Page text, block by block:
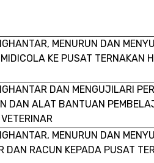
MENURUN DAN
KE PUSAT TERNAKAN
DAN MENGUJILARI
DAN ALAT BANTUAN
MENURUN DAN
DAN RACUN KEPADA PUSAT